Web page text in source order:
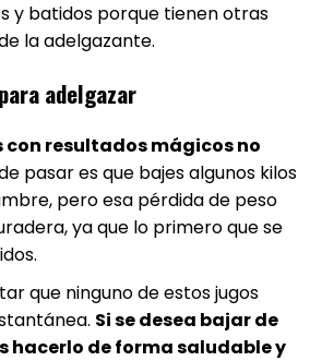
y batidos porque tienen otras
la adelgazante.
adelgazar
resultados mágicos no
pasar es que bajes algunos kilos
pero esa pérdida de peso
ya que lo primero que se
que ninguno de estos jugos
Si se desea bajar de
hacerlo de forma saludable y